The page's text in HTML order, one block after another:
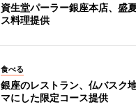
資生堂パーラー銀座本店、盛
ス料理提供
食べる
銀座のレストラン、仏バスク
マにした限定コース提供